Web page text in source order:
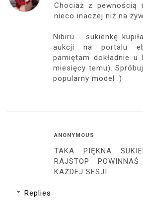
Chociaż z pewnością
nieco inaczej niż na
Nibiru - sukienkę
aukcji na portalu
pamiętam dokładnie
miesięcy temu).
popularny model :)
ANONYMOUS
TAKA PIĘKNA
RAJSTOP
KAŻDEJ SESJI
Replies